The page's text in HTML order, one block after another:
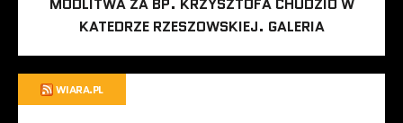
MODLITWA ZA BP. KRZYSZTOFA CHUDZIO W
KATEDRZE RZESZOWSKIEJ. GALERIA
WIARA.PL